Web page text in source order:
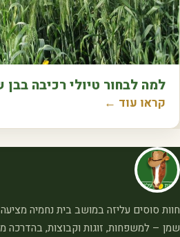
למה לבחור טיולי רכיבה
קראו עוד ←
חוות סוסים עליזה במושב בית נחמיה
שמן – למשפחות, זוגות וקבוצות, בהדרכה